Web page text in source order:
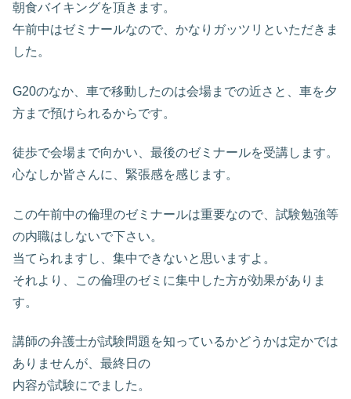
朝食バイキングを頂きます。
午前中はゼミナールなので、かなりガッツリといただきま
した。
G20のなか、車で移動したのは会場までの近さと、車を夕
方まで預けられるからです。
徒歩で会場まで向かい、最後のゼミナールを受講します。
心なしか皆さんに、緊張感を感じます。
この午前中の倫理のゼミナールは重要なので、試験勉強等
の内職はしないで下さい。
当てられますし、集中できないと思いますよ。
それより、この倫理のゼミに集中した方が効果がありま
す。
講師の弁護士が試験問題を知っているかどうかは定かでは
ありませんが、最終日の
内容が試験にでました。